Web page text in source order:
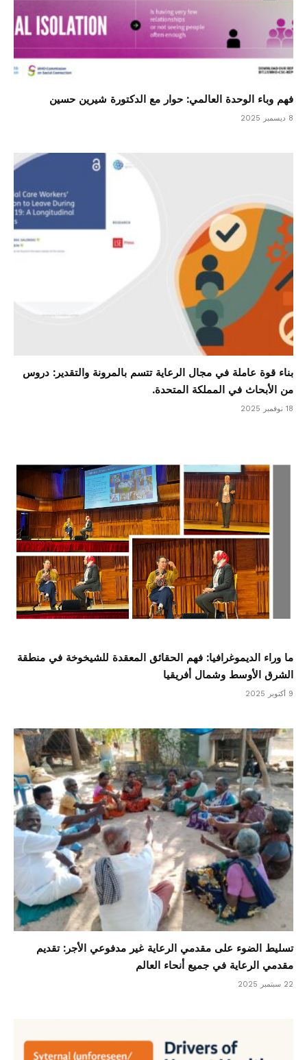
فهم وباء الوحدة العالمي: حوار مع الدكتورة شيرين حسين
8 ديسمبر 2025
بناء قوة عاملة في مجال الرعاية تتسم بالمرونة والتقدير: دروس
من الأبحاث في المملكة المتحدة.
18 نوفمبر 2025
ما وراء الديموغرافيا: فهم الحقائق المعقدة للشيخوخة في منطقة
الشرق الأوسط وشمال أفريقيا
9 أكتوبر 2025
تسليط الضوء على مقدمي الرعاية غير مدفوعي الأجر: تقديم
مقدمي الرعاية في جميع أنحاء العالم
22 سبتمبر 2025